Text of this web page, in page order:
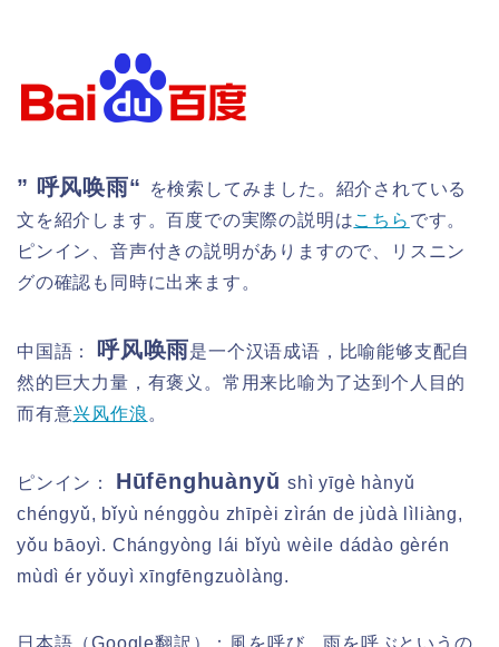
” 呼风唤雨“
を検索してみました。紹介されている
文を紹介します。百度での実際の説明はこちら です。
ピンイン、音声付きの説明がありますので、リスニン
グの確認も同時に出来ます。
中国語： 呼风唤雨是一个汉语成语，比喻能够支配自
然的巨大力量，有褒义。常用来比喻为了达到个人目的
而有意兴风作浪 。
ピンイン： Hūfēnghuànyǔ shì yīgè hànyǔ
chéngyǔ, bǐyù nénggòu zhīpèi zìrán de jùdà lìliàng,
yǒu bāoyì. Chángyòng lái bǐyù wèile dádào gèrén
mùdì ér yǒuyì xīngfēngzuòlàng.